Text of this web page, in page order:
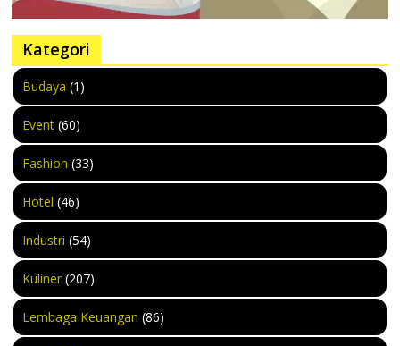
Kategori
Budaya (1)
Event (60)
Fashion (33)
Hotel (46)
Industri (54)
Kuliner (207)
Lembaga Keuangan (86)